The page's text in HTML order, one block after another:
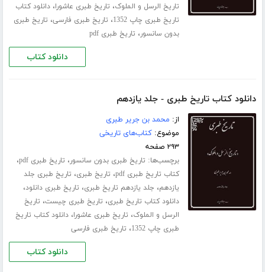
تاریخ الرسل و الملوک، تاریخ طبری عاشورا،دانلود کتاب
تاریخ طبری چاپ 1352
، تاریخ طبری فارسی، تاریخ طبری
بدون سانسور، تاریخ طبری pdf
دانلود کتاب
دانلود کتاب تاریخ طبری - جلد یازدهم
از: محمد بن جریر طبری
موضوع:کتاب‌های تاریخی
۲۹۳ صفحه
برچسب‌ها: تاریخ طبری بدون سانسور، تاریخ طبری pdf ،
کتاب تاریخ طبری pdf ، تاریخ طبری، تاریخ طبری جلد
‌یازدهم، جلد یازدهم تاریخ طبری، تاریخ طبری دانلود،
دانلود کتاب تاریخ طبری، تاریخ طبری چیست، تاریخ
الرسل و الملوک، تاریخ طبری عاشورا،دانلود کتاب تاریخ
طبری چاپ 1352
، تاریخ طبری فارسی
دانلود کتاب